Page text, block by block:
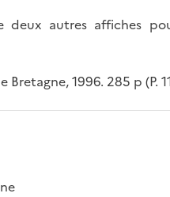
deux autres affiches
Bretagne, 1996. 285 p (P.